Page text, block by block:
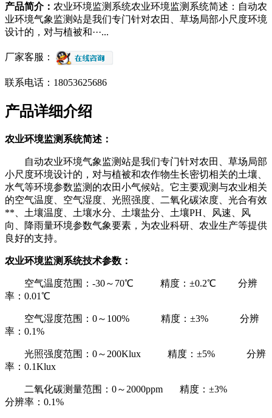
产品简介： 农业环境监测系统农业环境监测系统简述：自动农
业环境气象监测站是我们专门针对农田、草场局部小尺度环境
设计的，对与植被和···...
厂家客服：
联系电话：18053625686
产品详细介绍
农业环境监测系统简述：
自动农业环境气象监测站是我们专门针对农田、草场局部
小尺度环境设计的，对与植被和农作物生长密切相关的土壤、
水气等环境参数监测的农田小气候站。它主要观测与农业相关
的空气温度、空气湿度、光照强度、二氧化碳浓度、光合有效
**、土壤温度、土壤水分、土壤盐分、土壤PH、风速、风
向、降雨量环境参数气象要素，为农业科研、农业生产等提供
良好的支持。
农业环境监测系统技术参数：
空气温度范围：-30～70℃ 精度：±0.2℃ 分辨
率：0.01℃
空气湿度范围：0～100% 精度：±3% 分辨
率：0.1%
光照强度范围：0～200Klux 精度：±5% 分辨
率：0.1Klux
二氧化碳测量范围：0～2000ppm 精度：±3%
分辨率：0.1%